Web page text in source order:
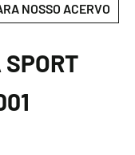
NOSSO ACERVO
SPORT